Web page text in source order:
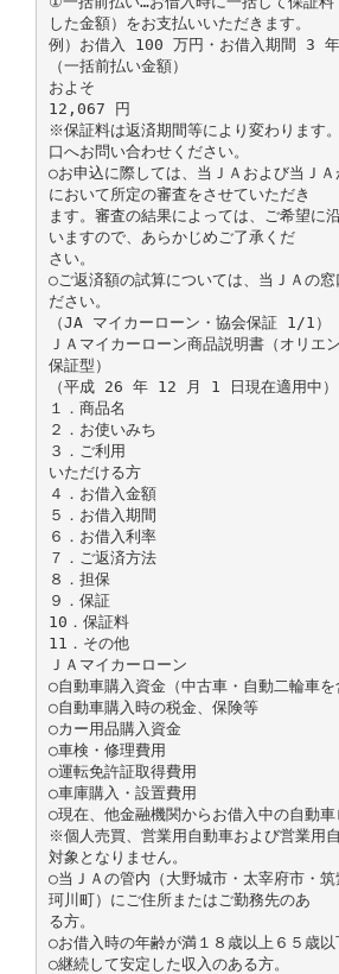
した金額）をお支払いいただきます。
例）お借入 100 万円・お借入期間 3 年
（一括前払い金額）
およそ
12,067 円
※保証料は返済期間等により変わります
口へお問い合わせください。
○お申込に際しては、当ＪＡおよび当Ｊ
において所定の審査をさせていただき
ます。審査の結果によっては、ご希望に
いますので、あらかじめご了承くだ
さい。
○ご返済額の試算については、当ＪＡの窓
ださい。
（JA マイカーローン・協会保証 1/1）
ＪＡマイカーローン商品説明書（オリエ
保証型）
（平成 26 年 12 月 1 日現在適用中）
１．商品名
２．お使いみち
３．ご利用
いただける方
４．お借入金額
５．お借入期間
６．お借入利率
７．ご返済方法
８．担保
９．保証
10．保証料
11．その他
ＪＡマイカーローン
○自動車購入資金（中古車・自動二輪車を
○自動車購入時の税金、保険等
○カー用品購入資金
○車検・修理費用
○運転免許証取得費用
○車庫購入・設置費用
○現在、他金融機関からお借入中の自動
※個人売買、営業用自動車および営業用
対象となりません。
○当ＪＡの管内（大野城市・太宰府市・
珂川町）にご住所またはご勤務先のあ
る方。
○お借入時の年齢が満１８歳以上６５歳以
○継続して安定した収入のある方。